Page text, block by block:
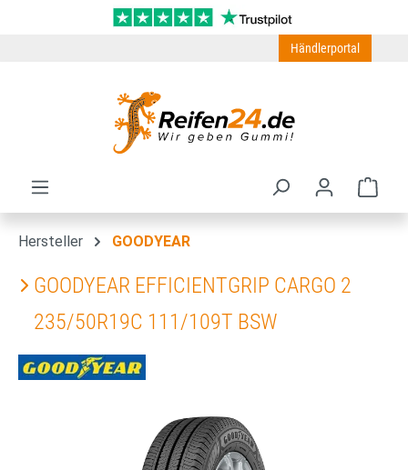
Zum Hauptinhalt springen
Händlerportal
Hersteller GOODYEAR
GOODYEAR EFFICIENTGRIP CARGO 2
235/50R19C 111/109T BSW
Bildergalerie überspringen